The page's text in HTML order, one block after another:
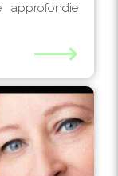
approfondie
⟶